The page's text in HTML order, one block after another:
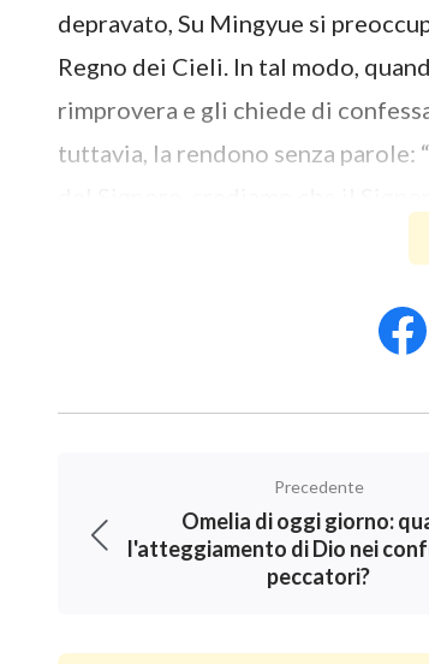
depravato, Su Mingyue si
Regno dei Cieli. In tal modo,
rimprovera e gli chiede di
tuttavia, la rendono senza parole:
Anche se pecchiamo ancora
porterà nel Regno dei Cieli.
istantaneamente e ci porterà nel
essere in grado di essere portato
lei stessa possa essere
liberarsi della natura
Precedente
Omelia di oggi giorno:
l'atteggiamento di Dio nei
peccatori?